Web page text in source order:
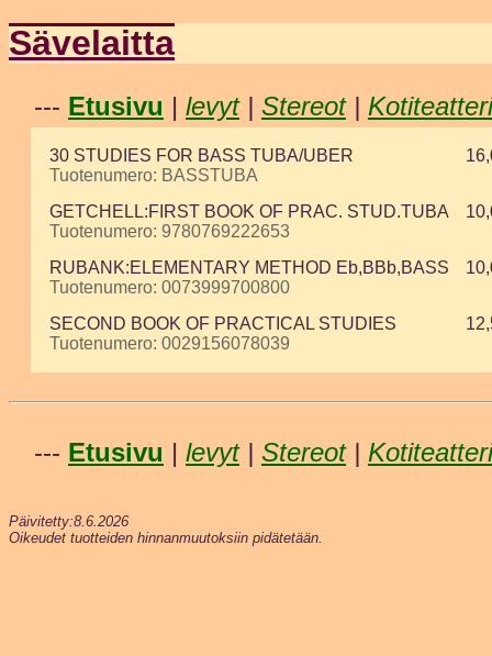
Sävelaitta
--- Etusivu | levyt| Stereot| Kotiteatteri
30 STUDIES FOR BASS TUBA/UBER
Tuotenumero: BASSTUBA
GETCHELL:FIRST BOOK OF PRAC. STUD.TUBA
Tuotenumero: 9780769222653
RUBANK:ELEMENTARY METHOD Eb,BBb,BASS
Tuotenumero: 0073999700800
SECOND BOOK OF PRACTICAL STUDIES
Tuotenumero: 0029156078039
--- Etusivu | levyt| Stereot| Kotiteatteri
Päivitetty:8.6.2026
Oikeudet tuotteiden hinnanmuutoksiin pidätetään.